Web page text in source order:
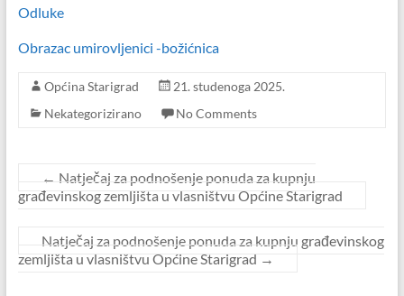
Odluke
Obrazac umirovljenici -božićnica
Općina Starigrad
21. studenoga 2025.
Nekategorizirano
No Comments
← Natječaj za podnošenje ponuda za kupnju
građevinskog zemljišta u vlasništvu Općine Starigrad
Natječaj za podnošenje ponuda za kupnju građevinskog
zemljišta u vlasništvu Općine Starigrad →